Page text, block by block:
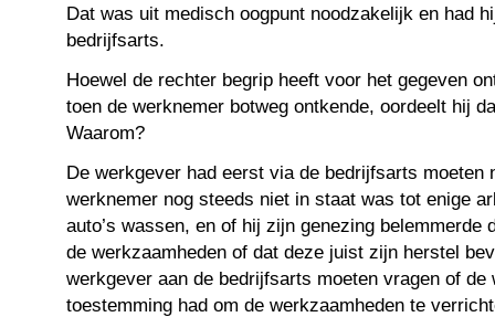
Dat was uit medisch oogpunt noodzakelijk en had
bedrijfsarts.
Hoewel de rechter begrip heeft voor het gegeven
toen de werknemer botweg ontkende, oordeelt hij
Waarom?
De werkgever had eerst via de bedrijfsarts moeten
werknemer nog steeds niet in staat was tot enige
auto’s wassen, en of hij zijn genezing belemmerde
de werkzaamheden of dat deze juist zijn herstel
werkgever aan de bedrijfsarts moeten vragen of de
toestemming had om de werkzaamheden te